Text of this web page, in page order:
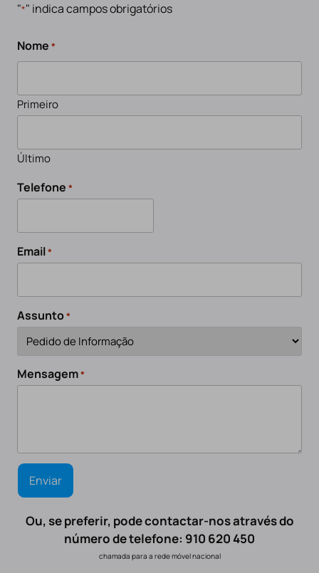
"*" indica campos obrigatórios
Nome *
Primeiro
Último
Telefone *
Email*
Assunto*
Mensagem*
Ou, se preferir, pode contactar-nos através do
número de telefone: 910 620 450
chamada para a rede móvel nacional